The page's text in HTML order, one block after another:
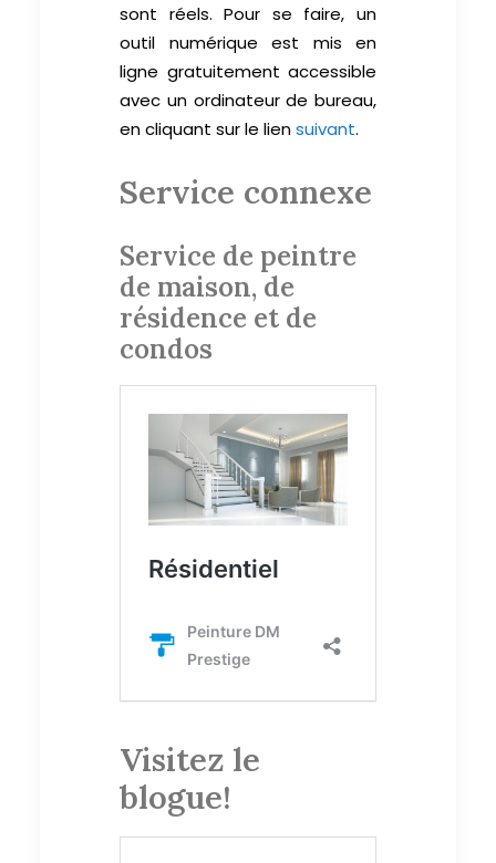
sont réels. Pour se faire, un
outil numérique est mis en
ligne gratuitement accessible
avec un ordinateur de bureau,
en cliquant sur le liensuivant.
Service connexe
Service de peintre
de maison, de
résidence et de
condos
Visitez le
blogue!